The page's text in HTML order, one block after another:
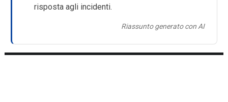
risposta agli incidenti.
Riassunto generato con AI